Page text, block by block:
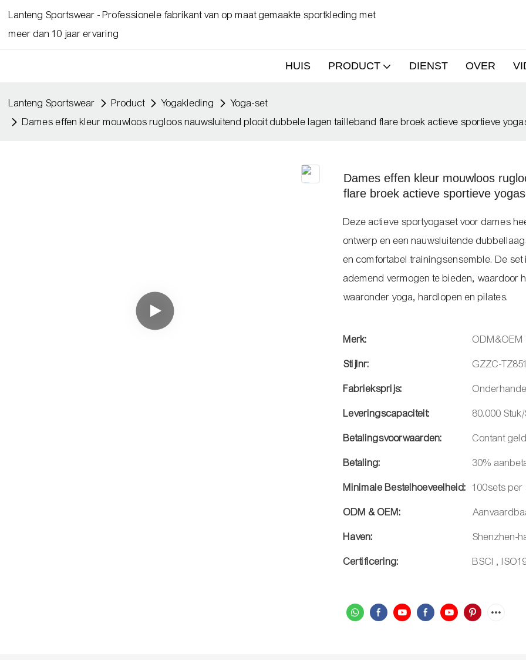
Lanteng Sportswear - Professionele fabrikant van op maat gemaakte sportkleding met
meer dan 10 jaar ervaring
HUIS PRODUCT DIENST OVER
Lanteng Sportswear Product Yogakleding
Yoga-set
Dames effen kleur mouwloos rugloos nauwsluitend plooit dubbele lagen tailleband flare broek actieve sportieve
Dames effen kleur mouwloos
flare broek actieve sportieve
Deze actieve sportyogaset voor dames
ontwerp en een nauwsluitende
en comfortabel trainingsensemble. De
ademend vermogen te bieden, waardoor
waaronder yoga, hardlopen en pilates.
Merk:
ODM&OEM
Stijlnr:
GZZC-
Fabrieksprijs:
Leveringscapaciteit:
80.000
Betalingsvoorwaarden:
Contant
Betaling:
30%
Minimale Bestelhoeveelheid: 100sets
ODM & OEM:
Haven:
Shenzhen-
Certificering:
BSCI ,